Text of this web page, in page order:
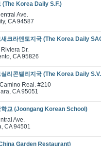
(The Korea Daily S.F.)
Ave.
CA 94587
새크라멘토지국 (The Korea Daily
Dr.
CA 95826
실리콘밸리지국 (The Korea Daily
Real. #210
CA 95051
학교 (Joongang Korean School)
Ave.
CA 94501
Garden Restaurant)